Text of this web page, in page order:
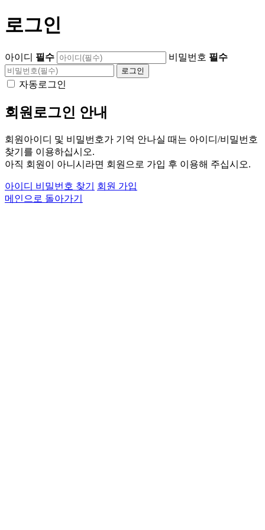
로그인
아이디 필수 비밀번호 필수
자동로그인
회원로그인 안내
회원아이디 및 비밀번호가 기억 안나실 때는 아이디/비밀번호
찾기를 이용하십시오.
아직 회원이 아니시라면 회원으로 가입 후 이용해 주십시오.
아이디 비밀번호 찾기
회원 가입
메인으로 돌아가기